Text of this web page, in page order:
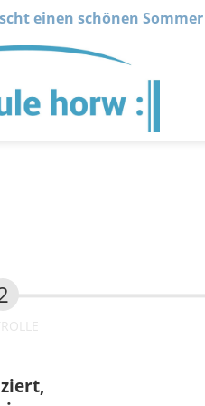
einen schönen Sommer